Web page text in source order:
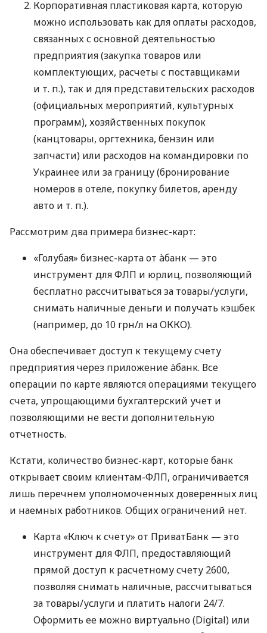
Корпоративная пластиковая карта, которую
можно использовать как для оплаты расходов,
связанных с основной деятельностью
предприятия (закупка товаров или
комплектующих, расчеты с поставщиками
и т. п.), так и для представительских расходов
(официальных мероприятий, культурных
программ), хозяйственных покупок
(канцтовары, оргтехника, бензин или
запчасти) или расходов на командировки по
Украинее или за границу (бронирование
номеров в отеле, покупку билетов, аренду
авто и т. п.).
Рассмотрим два примера бизнес-карт:
«Голубая» бизнес-карта от àбанк — это
инструмент для ФЛП и юрлиц, позволяющий
бесплатно рассчитываться за товары/услуги,
снимать наличные деньги и получать кэшбек
(например, до 10 грн/л на ОККО).
Она обеспечивает доступ к текущему счету
предприятия через приложение àбанк. Все
операции по карте являются операциями текущего
счета, упрощающими бухгалтерский учет и
позволяющими не вести дополнительную
отчетность.
Кстати, количество бизнес-карт, которые банк
открывает своим клиентам-ФЛП, ограничивается
лишь перечнем уполномоченных доверенных лиц
и наемных работников. Общих ограничений нет.
Карта «Ключ к счету» от ПриватБанк — это
инструмент для ФЛП, предоставляющий
прямой доступ к расчетному счету 2600,
позволяя снимать наличные, рассчитываться
за товары/услуги и платить налоги 24/7.
Оформить ее можно виртуально (Digital) или